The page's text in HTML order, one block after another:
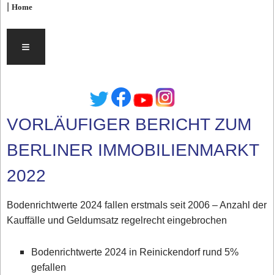
|Home
≡
VORLÄUFIGER BERICHT ZUM
BERLINER IMMOBILIENMARKT
2022
Bodenrichtwerte 2024 fallen erstmals seit 2006 – Anzahl der
Kauffälle und Geldumsatz regelrecht eingebrochen
Bodenrichtwerte 2024 in Reinickendorf rund 5%
gefallen